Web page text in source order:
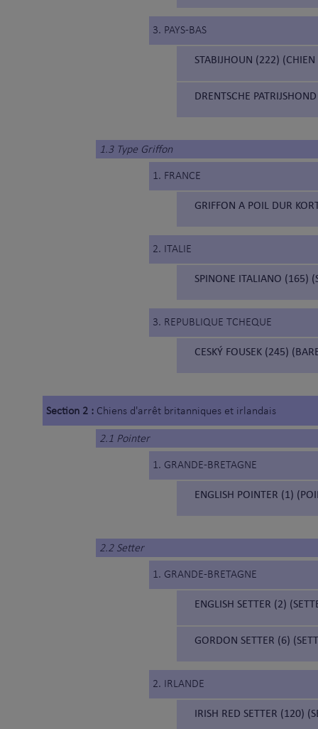
3. PAYS-BAS
STABIJHOUN (222)
DRENTSCHE
1.3 Type Griffon
1. FRANCE
GRIFFON A POIL DUR
2. ITALIE
SPINONE ITALIANO (165)
3. REPUBLIQUE TCHEQUE
CESKÝ FOUSEK (245)
Section 2 : Chiens d'arrêt britanniques et irlandais
2.1 Pointer
1. GRANDE-BRETAGNE
ENGLISH POINTER (1)
2.2 Setter
1. GRANDE-BRETAGNE
ENGLISH SETTER (2)
GORDON SETTER (6)
2. IRLANDE
IRISH RED SETTER (120)